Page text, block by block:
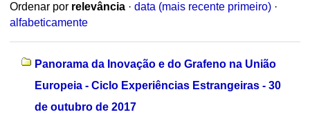
Ordenar por relevância · data (mais recente primeiro) ·
alfabeticamente
Panorama da Inovação e do Grafeno na União
Europeia - Ciclo Experiências Estrangeiras - 30
de outubro de 2017